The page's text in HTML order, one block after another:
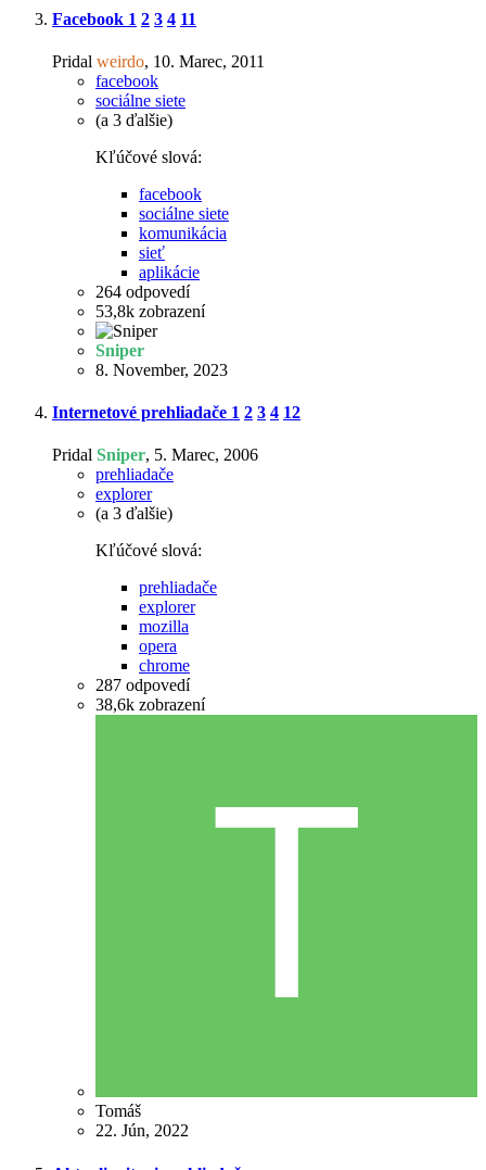
Facebook 1 2 3 4 11
Pridal weirdo, 10. Marec, 2011
facebook
sociálne siete
(a 3 ďalšie)
Kľúčové slová:
facebook
sociálne siete
komunikácia
sieť
aplikácie
264 odpovedí
53,8k zobrazení
Sniper
8. November, 2023
Internetové prehliadače 1 2 3 4 12
Pridal Sniper, 5. Marec, 2006
prehliadače
explorer
(a 3 ďalšie)
Kľúčové slová:
prehliadače
explorer
mozilla
opera
chrome
287 odpovedí
38,6k zobrazení
Tomáš
22. Jún, 2022